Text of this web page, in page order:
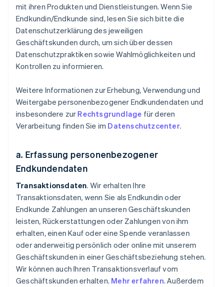
mit ihren Produkten und Dienstleistungen. Wenn Sie
Endkundin/Endkunde sind, lesen Sie sich bitte die
Datenschutzerklärung des jeweiligen
Geschäftskunden durch, um sich über dessen
Datenschutzpraktiken sowie Wahlmöglichkeiten und
Kontrollen zu informieren.
Weitere Informationen zur Erhebung, Verwendung und
Weitergabe personenbezogener Endkundendaten und
insbesondere zur Rechtsgrundlage für deren
Verarbeitung finden Sie im Datenschutzcenter.
a. Erfassung personenbezogener
Endkundendaten
Transaktionsdaten. Wir erhalten Ihre
Transaktionsdaten, wenn Sie als Endkundin oder
Endkunde Zahlungen an unseren Geschäftskunden
leisten, Rückerstattungen oder Zahlungen von ihm
erhalten, einen Kauf oder eine Spende veranlassen
oder anderweitig persönlich oder online mit unserem
Geschäftskunden in einer Geschäftsbeziehung stehen.
Wir können auch Ihren Transaktionsverlauf vom
Geschäftskunden erhalten. Mehr erfahren. Außerdem